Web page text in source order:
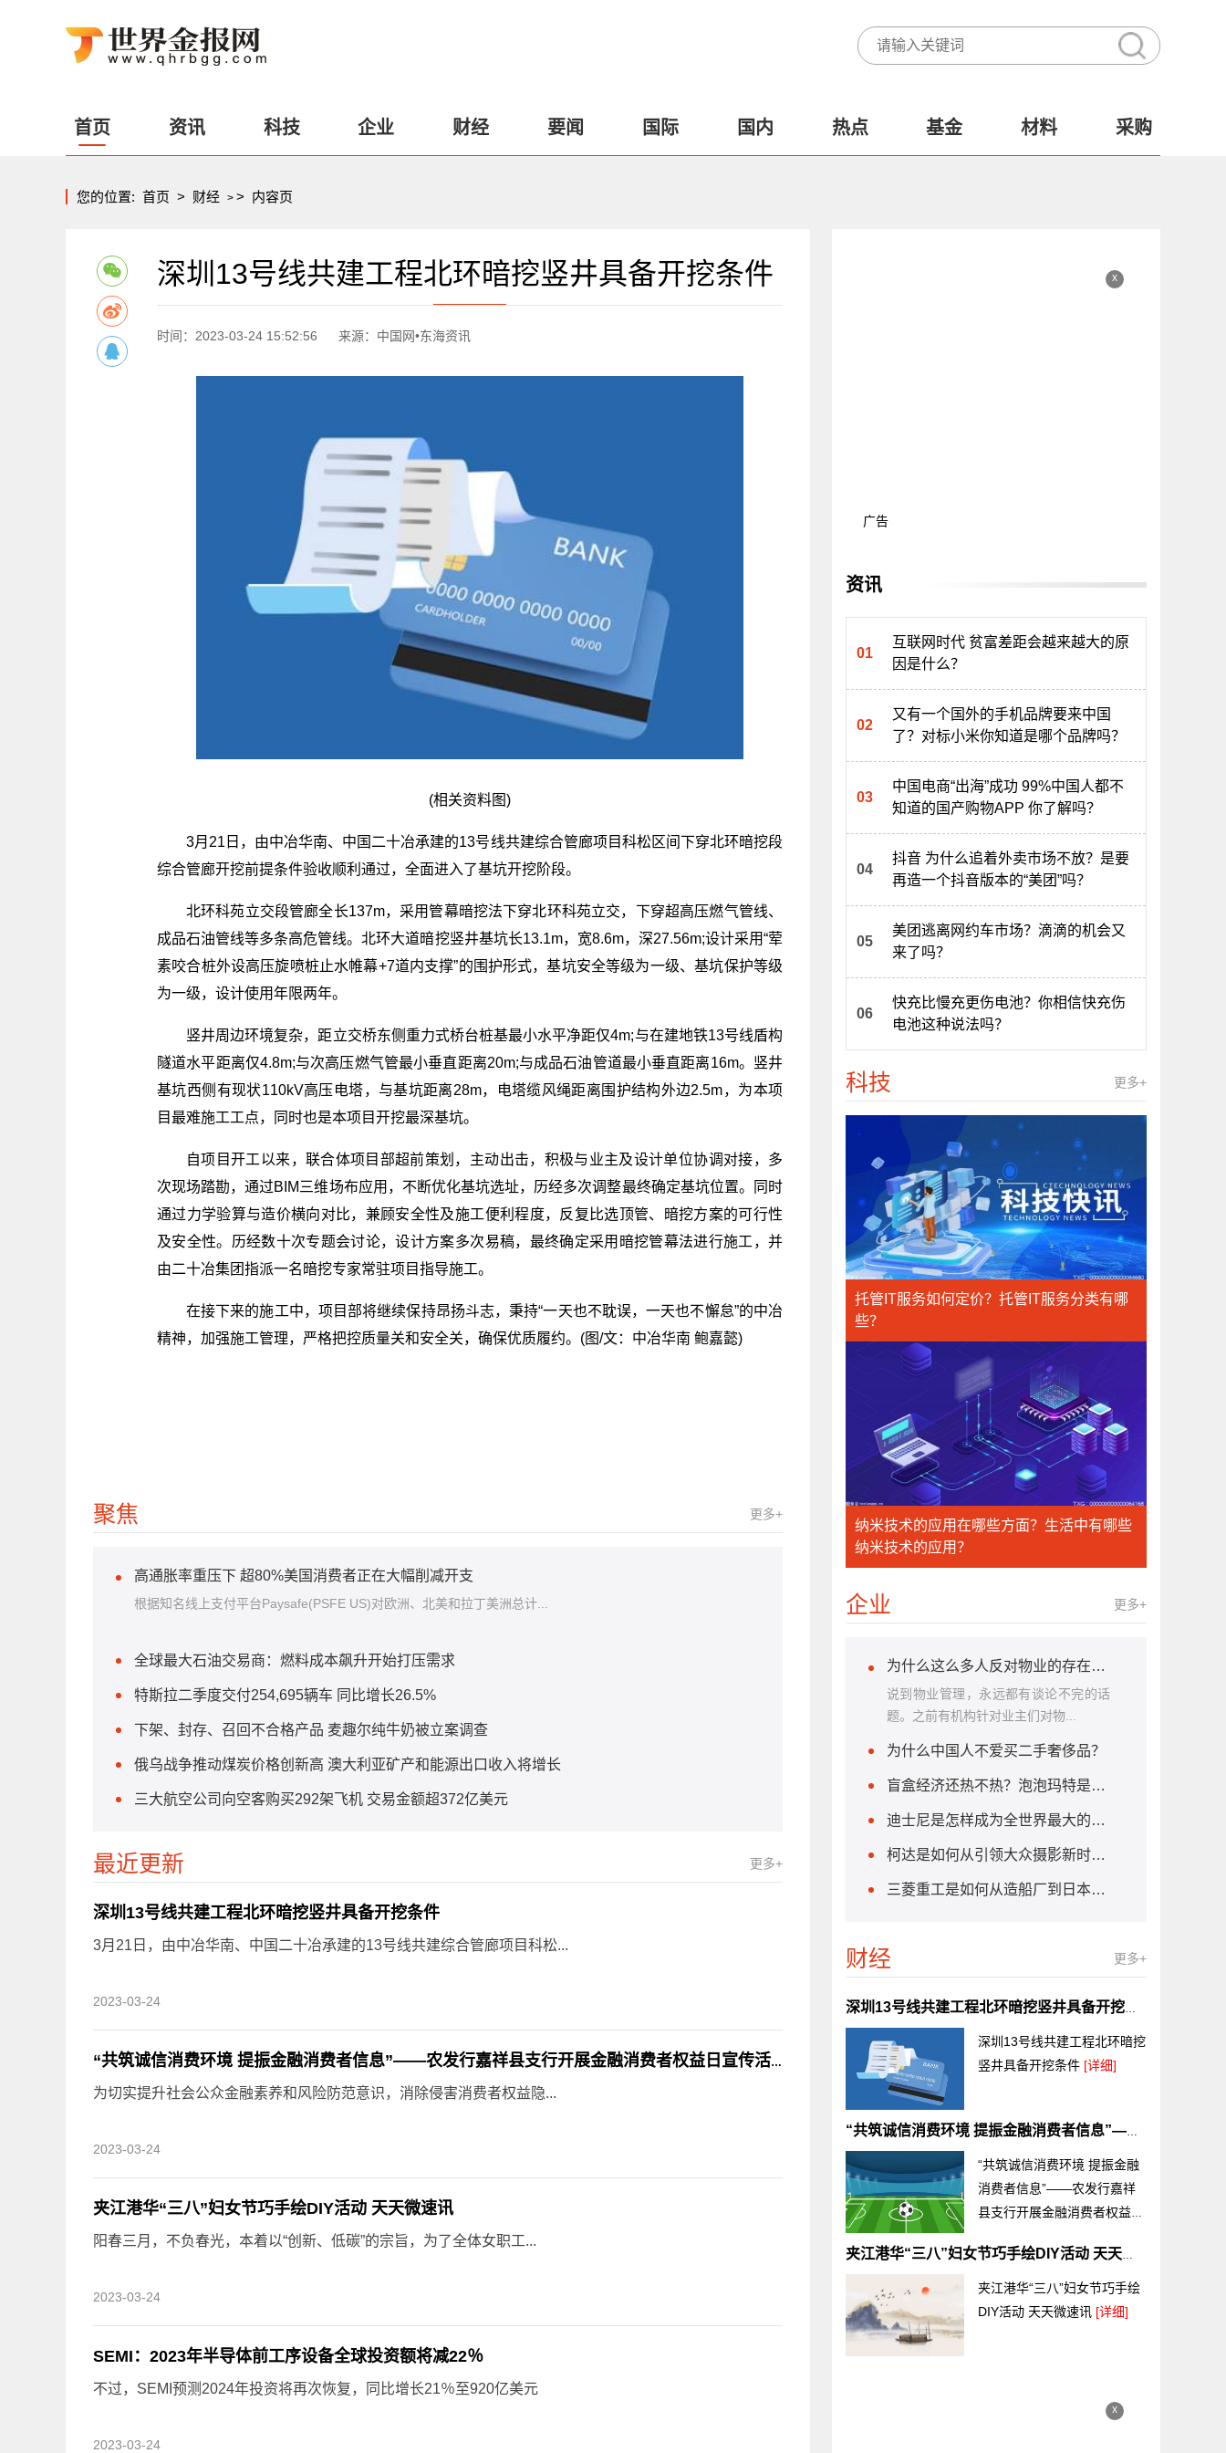
首页 资讯 科技 企业 财经 要闻 国际 国内 热点 基金 材料 采购
您的位置: 首页 > 财经 > > 内容页
深圳13号线共建工程北环暗挖竖井具备开挖条件
时间：2023-03-24 15:52:56 来源：中国网•东海资讯
(相关资料图)
3月21日，由中冶华南、中国二十冶承建的13号线共建综合管廊项目科松区间下穿北环暗挖段
综合管廊开挖前提条件验收顺利通过，全面进入了基坑开挖阶段。
北环科苑立交段管廊全长137m，采用管幕暗挖法下穿北环科苑立交，下穿超高压燃气管线、
成品石油管线等多条高危管线。北环大道暗挖竖井基坑长13.1m，宽8.6m，深27.56m;设计采用“荤
素咬合桩外设高压旋喷桩止水帷幕+7道内支撑”的围护形式，基坑安全等级为一级、基坑保护等级
为一级，设计使用年限两年。
竖井周边环境复杂，距立交桥东侧重力式桥台桩基最小水平净距仅4m;与在建地铁13号线盾构
隧道水平距离仅4.8m;与次高压燃气管最小垂直距离20m;与成品石油管道最小垂直距离16m。竖井
基坑西侧有现状110kV高压电塔，与基坑距离28m，电塔缆风绳距离围护结构外边2.5m，为本项
目最难施工工点，同时也是本项目开挖最深基坑。
自项目开工以来，联合体项目部超前策划，主动出击，积极与业主及设计单位协调对接，多
次现场踏勘，通过BIM三维场布应用，不断优化基坑选址，历经多次调整最终确定基坑位置。同时
通过力学验算与造价横向对比，兼顾安全性及施工便利程度，反复比选顶管、暗挖方案的可行性
及安全性。历经数十次专题会讨论，设计方案多次易稿，最终确定采用暗挖管幕法进行施工，并
由二十冶集团指派一名暗挖专家常驻项目指导施工。
在接下来的施工中，项目部将继续保持昂扬斗志，秉持“一天也不耽误，一天也不懈怠”的中冶
精神，加强施工管理，严格把控质量关和安全关，确保优质履约。(图/文：中冶华南 鲍嘉懿)
聚焦 更多+
高通胀率重压下 超80%美国消费者正在大幅削减开支
根据知名线上支付平台Paysafe(PSFE US)对欧洲、北美和拉丁美洲总计...
全球最大石油交易商：燃料成本飙升开始打压需求
特斯拉二季度交付254,695辆车 同比增长26.5%
下架、封存、召回不合格产品 麦趣尔纯牛奶被立案调查
俄乌战争推动煤炭价格创新高 澳大利亚矿产和能源出口收入将增长
三大航空公司向空客购买292架飞机 交易金额超372亿美元
最近更新 更多+
深圳13号线共建工程北环暗挖竖井具备开挖条件
3月21日，由中冶华南、中国二十冶承建的13号线共建综合管廊项目科松...
2023-03-24
“共筑诚信消费环境 提振金融消费者信息”——农发行嘉祥县支行开展金融消费者权益日宣传活动_天天资讯
为切实提升社会公众金融素养和风险防范意识，消除侵害消费者权益隐...
2023-03-24
夹江港华“三八”妇女节巧手绘DIY活动 天天微速讯
阳春三月，不负春光，本着以“创新、低碳”的宗旨，为了全体女职工...
2023-03-24
SEMI：2023年半导体前工序设备全球投资额将减22％
不过，SEMI预测2024年投资将再次恢复，同比增长21％至920亿美元
2023-03-24
x
广告
资讯
互联网时代 贫富差距会越来越大的原
因是什么？
又有一个国外的手机品牌要来中国
了？对标小米你知道是哪个品牌吗？
中国电商“出海”成功 99%中国人都不
知道的国产购物APP 你了解吗？
抖音 为什么追着外卖市场不放？是要
再造一个抖音版本的“美团”吗？
美团逃离网约车市场？滴滴的机会又
来了吗？
快充比慢充更伤电池？你相信快充伤
电池这种说法吗？
科技 更多+
托管IT服务如何定价？托管IT服务分类有哪
些？
纳米技术的应用在哪些方面？生活中有哪些
纳米技术的应用？
企业 更多+
为什么这么多人反对物业的存在呢？物业费要被取消了吗？
说到物业管理，永远都有谈论不完的话
题。之前有机构针对业主们对物...
为什么中国人不爱买二手奢侈品？
盲盒经济还热不热？泡泡玛特是智商税吗？
迪士尼是怎样成为全世界最大的家庭娱乐公司？
柯达是如何从引领大众摄影新时代到现在在相机行业的话语权 柯达为什么没落了？
三菱重工是如何从造船厂到日本最大军工企业 这一路是怎样走过来的？
财经 更多+
深圳13号线共建工程北环暗挖竖井具备开挖条件
深圳13号线共建工程北环暗挖
竖井具备开挖条件 [详细]
“共筑诚信消费环境 提振金融消费者信息”——农发行嘉祥县支行开展金融消费者权益日宣传活动_天天资讯
“共筑诚信消费环境 提振金融
消费者信息”——农发行嘉祥
县支行开展金融消费者权益日
夹江港华“三八”妇女节巧手绘DIY活动 天天微速讯
夹江港华“三八”妇女节巧手绘
DIY活动 天天微速讯 [详细]
x